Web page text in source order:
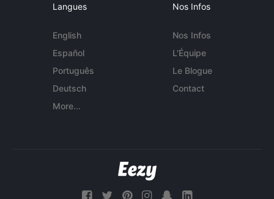
Langues
English
Español
Português
Deutsch
More...
Nos Infos
Nos Infos
L'Équipe
Le Blogue
Contact